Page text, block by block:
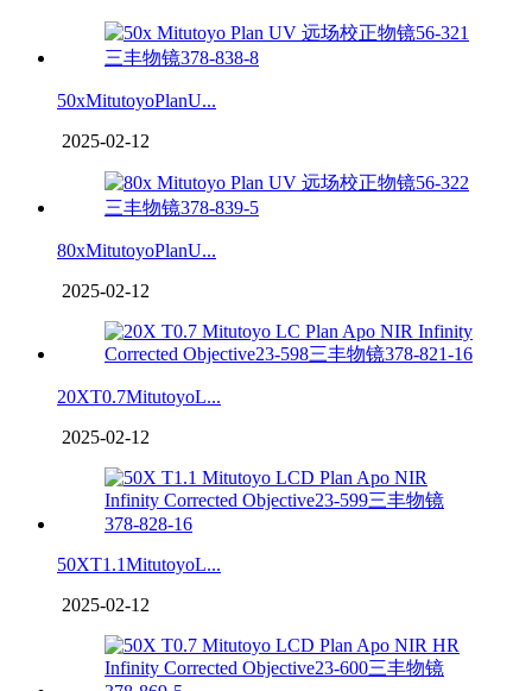
50xMitutoyoPlanU...
2025-02-12
80xMitutoyoPlanU...
2025-02-12
20XT0.7MitutoyoL...
2025-02-12
50XT1.1MitutoyoL...
2025-02-12